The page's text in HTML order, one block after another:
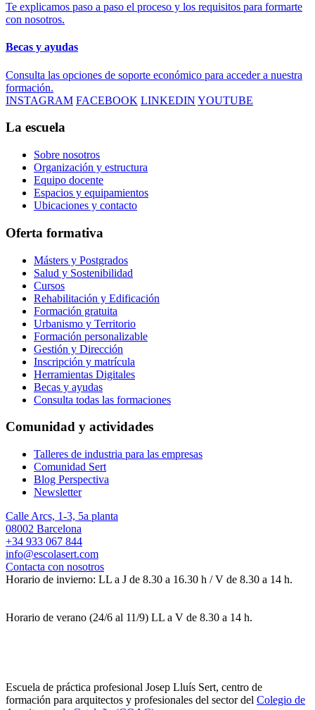
Te explicamos paso a paso el proceso y los requisitos para formarte
con nosotros.
Becas y ayudas
Consulta las opciones de soporte económico para acceder a nuestra
formación.
INSTAGRAM FACEBOOK LINKEDIN YOUTUBE
La escuela
Sobre nosotros
Organización y estructura
Equipo docente
Espacios y equipamientos
Ubicaciones y contacto
Oferta formativa
Másters y Postgrados
Salud y Sostenibilidad
Cursos
Rehabilitación y Edificación
Formación gratuita
Urbanismo y Territorio
Formación personalizable
Gestión y Dirección
Inscripción y matrícula
Herramientas Digitales
Becas y ayudas
Consulta todas las formaciones
Comunidad y actividades
Talleres de industria para las empresas
Comunidad Sert
Blog Perspectiva
Newsletter
Calle Arcs, 1-3, 5a planta
08002 Barcelona
+34 933 067 844
info@escolasert.com
Contacta con nosotros
Horario de invierno: LL a J de 8.30 a 16.30 h / V de 8.30 a 14 h.
Horario de verano (24/6 al 11/9) LL a V de 8.30 a 14 h.
Escuela de práctica profesional Josep Lluís Sert, centro de
formación para arquitectos y profesionales del sector del Colegio de